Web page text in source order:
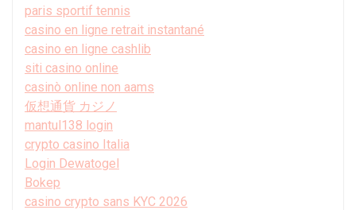
paris sportif tennis
casino en ligne retrait instantané
casino en ligne cashlib
siti casino online
casinò online non aams
仮想通貨 カジノ
mantul138 login
crypto casino Italia
Login Dewatogel
Bokep
casino crypto sans KYC 2026